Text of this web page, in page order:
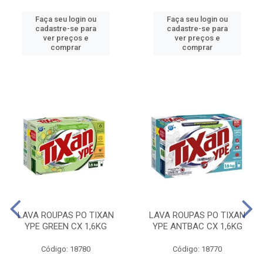
Faça seu login ou
cadastre-se para
ver preços e
comprar
Faça seu login ou
cadastre-se para
ver preços e
comprar
LAVA ROUPAS PO TIXAN
YPE GREEN CX 1,6KG
Código: 18780
LAVA ROUPAS PO TIXAN
YPE ANTBAC CX 1,6KG
Código: 18770